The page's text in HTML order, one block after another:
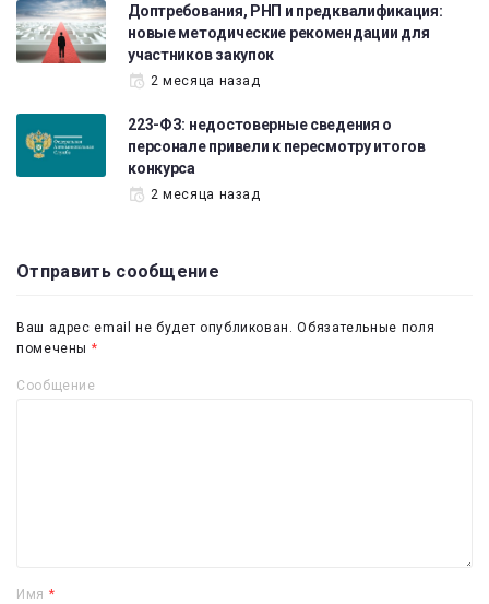
Доптребования, РНП и предквалификация:
новые методические рекомендации для
участников закупок
2 месяца назад
223-ФЗ: недостоверные сведения о
персонале привели к пересмотру итогов
конкурса
2 месяца назад
Отправить сообщение
Ваш адрес email не будет опубликован. Обязательные поля
помечены *
Сообщение
Имя *